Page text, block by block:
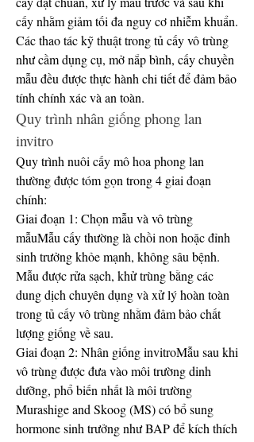
cấy nhằm giảm tối đa nguy cơ nhiễm khuẩn.
Các thao tác kỹ thuật trong tủ cấy vô trùng
như cầm dụng cụ, mở nắp bình, cấy chuyền
mẫu đều được thực hành chi tiết để đảm bảo
tính chính xác và an toàn.
Quy trình nhân giống phong lan
invitro
Quy trình nuôi cấy mô hoa phong lan
thường được tóm gọn trong 4 giai đoạn
chính:
Giai đoạn 1: Chọn mẫu và vô trùng
mẫuMẫu cấy thường là chồi non hoặc đỉnh
sinh trưởng khỏe mạnh, không sâu bệnh.
Mẫu được rửa sạch, khử trùng bằng các
dung dịch chuyên dụng và xử lý hoàn toàn
trong tủ cấy vô trùng nhằm đảm bảo chất
lượng giống về sau.
Giai đoạn 2: Nhân giống invitroMẫu sau khi
vô trùng được đưa vào môi trường dinh
dưỡng, phổ biến nhất là môi trường
Murashige and Skoog (MS) có bổ sung
hormone sinh trưởng như BAP để kích thích